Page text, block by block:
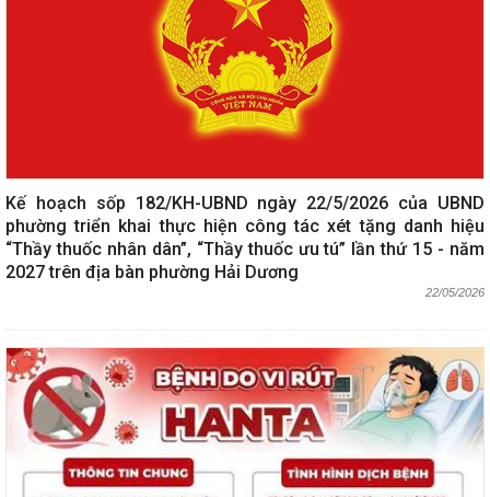
Kế hoạch sốp 182/KH-UBND ngày 22/5/2026 của UBND
phường triển khai thực hiện công tác xét tặng danh hiệu
“Thầy thuốc nhân dân”, “Thầy thuốc ưu tú” lần thứ 15 - năm
2027 trên địa bàn phường Hải Dương
22/05/2026